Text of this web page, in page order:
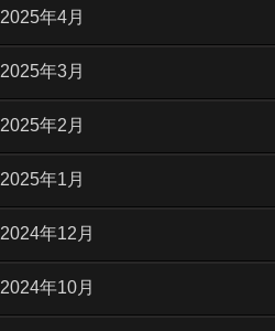
2025年4月
2025年3月
2025年2月
2025年1月
2024年12月
2024年10月